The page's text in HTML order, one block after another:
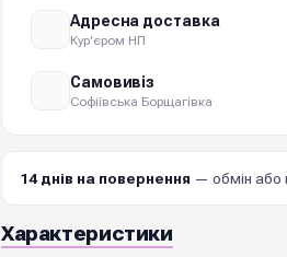
Адресна доставка
Кур'єром НП
Самовивіз
Софіївська Борщагівка
14 днів на повернення — обмін або
Характеристики